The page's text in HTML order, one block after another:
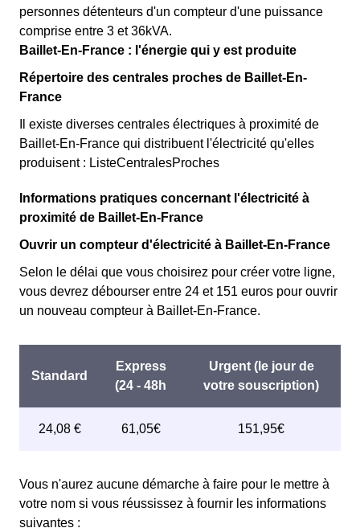
personnes détenteurs d'un compteur d'une puissance
comprise entre 3 et 36kVA.
Baillet-En-France : l'énergie qui y est produite
Répertoire des centrales proches de Baillet-En-
France
Il existe diverses centrales électriques à proximité de
Baillet-En-France qui distribuent l'électricité qu'elles
produisent : ListeCentralesProches
Informations pratiques concernant l'électricité à
proximité de Baillet-En-France
Ouvrir un compteur d'électricité à Baillet-En-France
Selon le délai que vous choisirez pour créer votre ligne,
vous devrez débourser entre 24 et 151 euros pour ouvrir
un nouveau compteur à Baillet-En-France.
Vous n'aurez aucune démarche à faire pour le mettre à
votre nom si vous réussissez à fournir les informations
suivantes :